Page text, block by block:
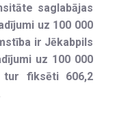
saglabājas
uz 100 000
ir Jēkabpils
uz 100 000
fiksēti 606,2